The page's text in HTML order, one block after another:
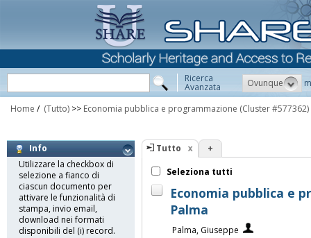
Ricerca
Avanzata Ovunque
Home / (Tutto) >> Economia pubblica e programmazione (Cluster #577362)
Info
Utilizzare la checkbox di
selezione a fianco di
ciascun documento per
attivare le funzionalità di
stampa, invio email,
download nei formati
disponibili del (i) record.
Tutto +
Seleziona tutti
Economia pubblica e
Palma
Palma, Giuseppe